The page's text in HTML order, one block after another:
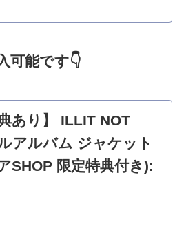
可能です👇
あり】 ILLIT NOT
アルバム ジャケット
SHOP 限定特典付き):